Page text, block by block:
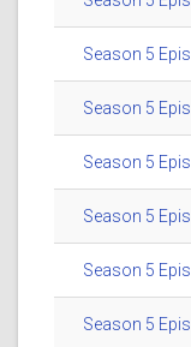
Season 5
Season 5
Season 5
Season 5
Season 5
Season 5